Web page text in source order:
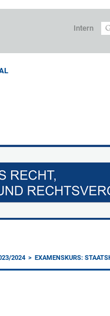
Intern
2024 EXAMENSKURS: